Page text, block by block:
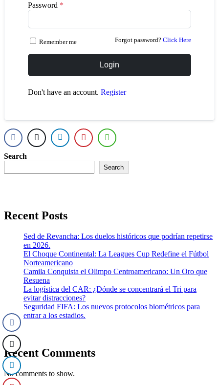
Password *
Remember me Forgot password? Click Here
Login
Don't have an account. Register
Search
Search
Recent Posts
Sed de Revancha: Los duelos históricos que podrían repetirse
en 2026.
El Choque Continental: La Leagues Cup Redefine el Fútbol
Norteamericano
Camila Conquista el Olimpo Centroamericano: Un Oro que
Resuena
La logística del CAR: ¿Dónde se concentrará el Tri para
evitar distracciones?
Seguridad FIFA: Los nuevos protocolos biométricos para
entrar a los estadios.
Recent Comments
No comments to show.